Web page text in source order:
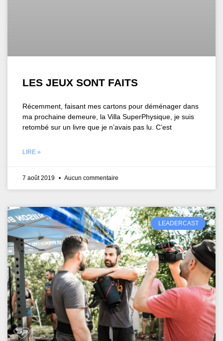
LES JEUX SONT FAITS
Récemment, faisant mes cartons pour déménager dans
ma prochaine demeure, la Villa SuperPhysique, je suis
retombé sur un livre que je n’avais pas lu. C’est
LIRE »
7 août 2019 Aucun commentaire
LEADERCAST